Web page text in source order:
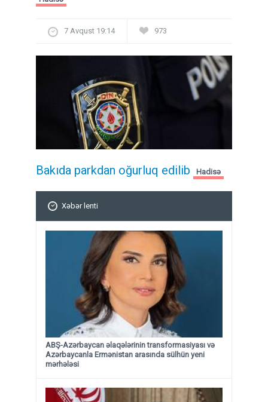
7 Avqust 19:14 973
Bakıda parkdan oğurluq edilib Hadisə
Xəbər lenti
ABŞ-Azərbaycan əlaqələrinin transformasiyası və
Azərbaycanla Ermənistan arasında sülhün yeni
mərhələsi